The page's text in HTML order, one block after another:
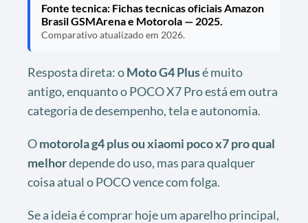
Fonte tecnica: Fichas tecnicas oficiais Amazon
Brasil GSMArena e Motorola — 2025.
Comparativo atualizado em 2026.
Resposta direta: oMoto G4 Plusé muito
antigo, enquanto o POCO X7 Pro está em outra
categoria de desempenho, tela e autonomia.
Omotorola g4 plus ou xiaomi poco x7 pro qual
melhordepende do uso, mas para qualquer
coisa atual o POCO vence com folga.
Se a ideia é comprar hoje um aparelho principal,